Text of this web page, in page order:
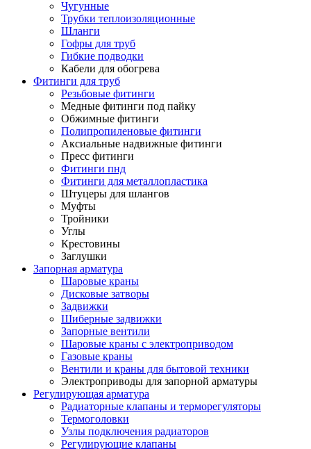
Чугунные
Трубки теплоизоляционные
Шланги
Гофры для труб
Гибкие подводки
Кабели для обогрева
Фитинги для труб
Резьбовые фитинги
Медные фитинги под пайку
Обжимные фитинги
Полипропиленовые фитинги
Аксиальные надвижные фитинги
Пресс фитинги
Фитинги пнд
Фитинги для металлопластика
Штуцеры для шлангов
Муфты
Тройники
Углы
Крестовины
Заглушки
Запорная арматура
Шаровые краны
Дисковые затворы
Задвижки
Шиберные задвижки
Запорные вентили
Шаровые краны с электроприводом
Газовые краны
Вентили и краны для бытовой техники
Электроприводы для запорной арматуры
Регулирующая арматура
Радиаторные клапаны и терморегуляторы
Термоголовки
Узлы подключения радиаторов
Регулирующие клапаны